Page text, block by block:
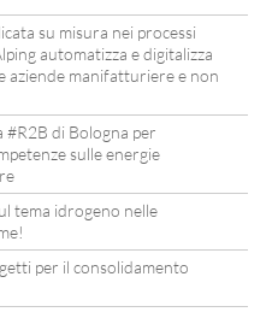
su misura nei processi
automatizza e digitalizza
aziende manifatturiere e non
#R2B di Bologna per
sulle energie
tema idrogeno nelle
per il consolidamento